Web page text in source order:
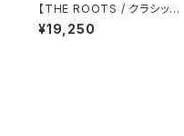
【THE ROOTS / クラシック】i
Phone各種対応 手帳型ケー
ス 鷲/鷹/イーグルカービング
¥19,250